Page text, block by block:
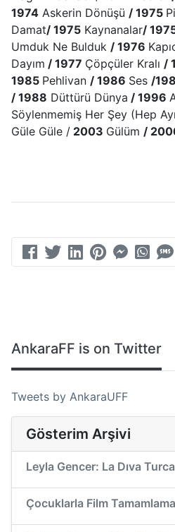
1974 Askerin Dönüşü / 1975
Damat/ 1975 Kaynanalar/
Umduk Ne Bulduk / 1976
Dayım / 1977 Çöpçüler Kralı /
1985 Pehlivan / 1986 Ses /
/ 1988 Düttürü Dünya / 1996
Söylenmemiş Her Şey (Hep
Güle Güle / 2003 Gülüm /
AnkaraFF is on Twitter
Tweets by AnkaraUFF
Gösterim Arşivi
Leyla Gencer: La Dıva Turca
Çocuklarla Film